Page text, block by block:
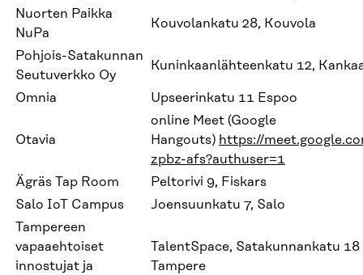
Nuorten Paikka
NuPa
Kouvolankatu 28, Kouvola
Pohjois-Satakunnan
Seutuverkko Oy
Kuninkaanlähteenkatu 12,
Omnia Upseerinkatu 11 Espoo
Otavia
online Meet (Google
Hangouts) https://
zpbz-afs?authuser=1
Ägräs Tap Room
Peltorivi 9, Fiskars
Salo IoT Campus
Joensuunkatu 7, Salo
Tampereen
vapaaehtoiset
innostujat ja
TalentSpace, Satakunnankatu 18
Tampere